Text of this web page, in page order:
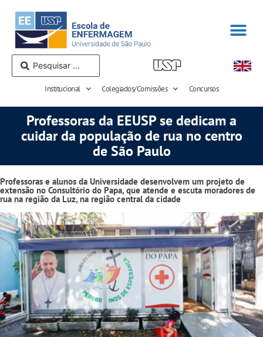
Institucional Colegiados/Comissões Concursos
Professoras da EEUSP se dedicam a
cuidar da população de rua no centro
de São Paulo
Professoras e alunos da Universidade desenvolvem um projeto de
extensão no Consultório do Papa, que atende e escuta moradores de
rua na região da Luz, na região central da cidade